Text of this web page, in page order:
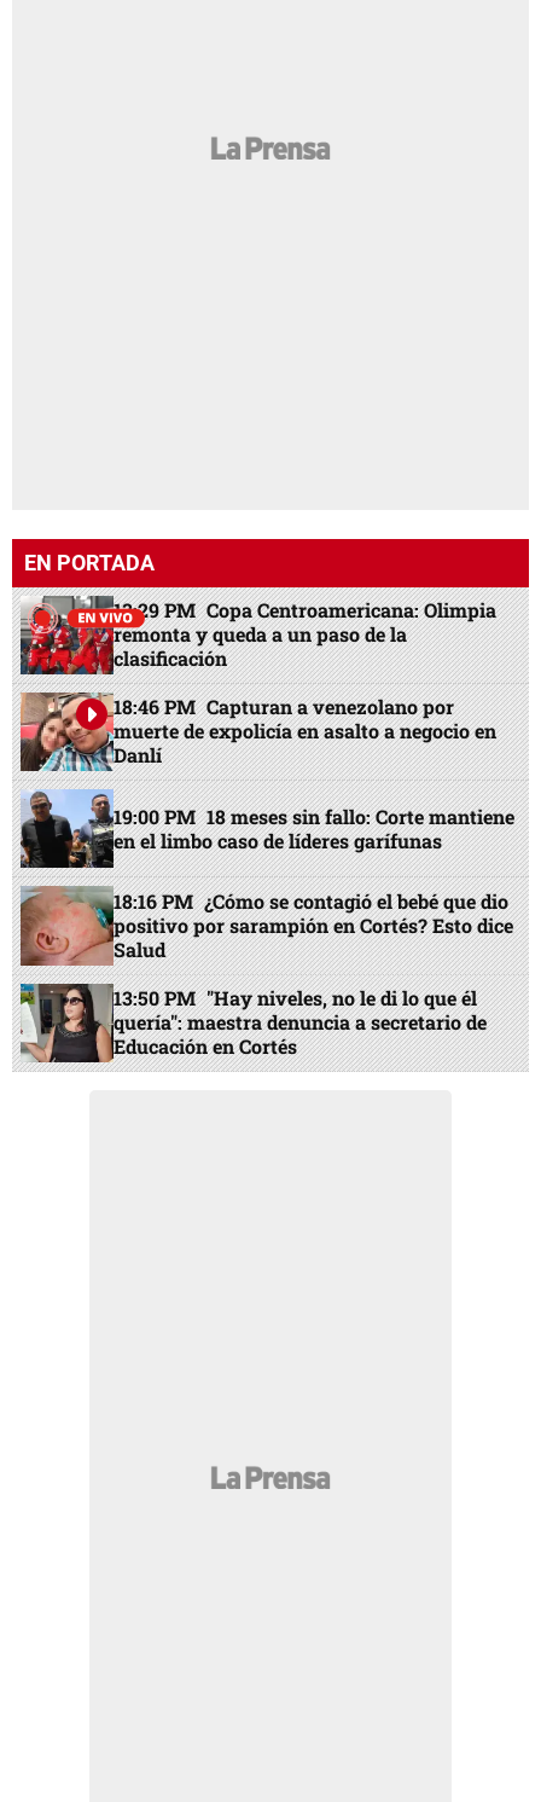
EN PORTADA
13:29 PM Copa Centroamericana: Olimpia
remonta y queda a un paso de la
clasificación
18:46 PM Capturan a venezolano por
muerte de expolicía en asalto a negocio en
Danlí
19:00 PM 18 meses sin fallo: Corte mantiene
en el limbo caso de líderes garífunas
18:16 PM ¿Cómo se contagió el bebé que dio
positivo por sarampión en Cortés? Esto dice
Salud
13:50 PM "Hay niveles, no le di lo que él
quería": maestra denuncia a secretario de
Educación en Cortés